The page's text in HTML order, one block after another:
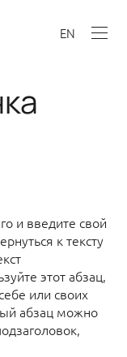
EN
и введите свой
к тексту
этот абзац,
или своих
абзац можно